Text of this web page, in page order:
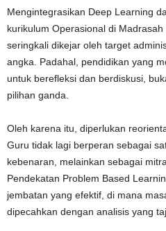
Mengintegrasikan Deep Learning
kurikulum Operasional di
seringkali dikejar oleh target
angka. Padahal, pendidikan yang
untuk berefleksi dan berdiskusi,
pilihan ganda.
Oleh karena itu, diperlukan
Guru tidak lagi berperan sebagai
kebenaran, melainkan sebagai
Pendekatan Problem Based
jembatan yang efektif, di mana
dipecahkan dengan analisis yang